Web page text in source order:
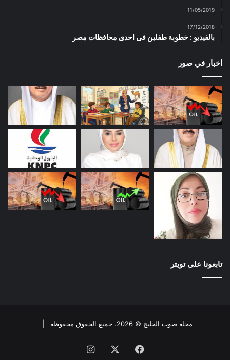
11/05/2019
17/12/2018
بالفيديو : خطوبة طفلين فى احدى محافظات مصر
اخبار في صور
تابعونا على تويتر
مجلة صوت الخليج © 2026، جميع الحقوق محفوظة |
فيسبوك انستقرام